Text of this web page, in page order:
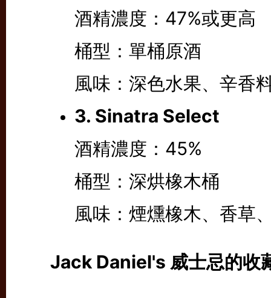
酒精濃度：47%或更高
桶型：單桶原酒
風味：深色水果、辛香
3. Sinatra Select
酒精濃度：45%
桶型：深烘橡木桶
風味：煙燻橡木、香草
Jack Daniel's 威士忌的收